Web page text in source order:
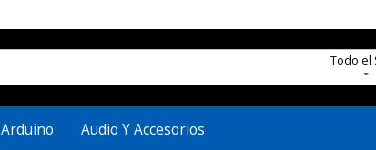
Todo el
Arduino Audio Y Accesorios